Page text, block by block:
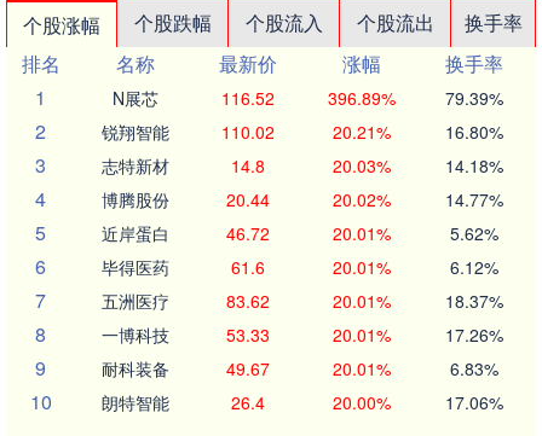
个股涨幅 个股跌幅 个股流入 个股流出
换手率
排名
名称 最新价 涨幅
换手率
1
N展芯 116.52 396.89% 79.39%
2 锐翔智能 110.02 20.21% 16.80%
3 志特新材 14.8 20.03% 14.18%
4 博腾股份 20.44 20.02% 14.77%
5 近岸蛋白 46.72 20.01% 5.62%
6 毕得医药 61.6 20.01% 6.12%
7 五洲医疗 83.62 20.01% 18.37%
8 一博科技 53.33 20.01% 17.26%
9 耐科装备 49.67 20.01% 6.83%
10 朗特智能 26.4 20.00% 17.06%